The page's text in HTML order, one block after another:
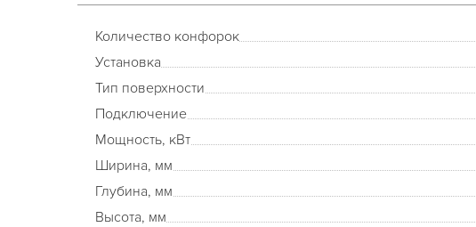
Количество конфорок
Установка
Тип поверхности
Подключение
Мощность, кВт
Ширина, мм
Глубина, мм
Высота, мм